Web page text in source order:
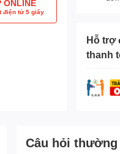
ONLINE
điện tử 5 giây
Hỗ trợ
thanh
Câu hỏi thường